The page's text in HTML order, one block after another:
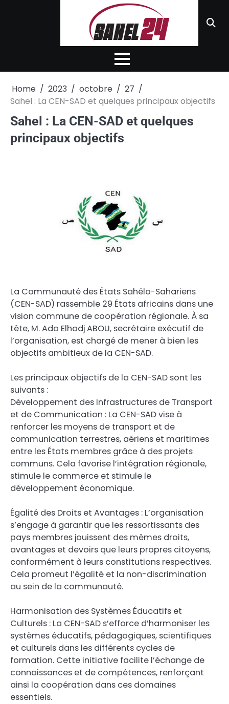
Home 2023 octobre
27
Sahel : La CEN-SAD et quelques principaux objectifs
Sahel : La CEN-SAD et quelques
principaux objectifs
La Communauté des États Sahélo-Sahariens
(CEN-SAD) rassemble 29 États africains dans une
vision commune de coopération régionale. À sa
tête, M. Ado Elhadj ABOU, secrétaire exécutif de
l’organisation, est chargé de mener à bien les
objectifs ambitieux de la CEN-SAD.
Les principaux objectifs de la CEN-SAD sont les
suivants :
Développement des Infrastructures de Transport
et de Communication : La CEN-SAD vise à
renforcer les moyens de transport et de
communication terrestres, aériens et maritimes
entre les États membres grâce à des projets
communs. Cela favorise l’intégration régionale,
stimule le commerce et stimule le
développement économique.
Égalité des Droits et Avantages : L’organisation
s’engage à garantir que les ressortissants des
pays membres jouissent des mêmes droits,
avantages et devoirs que leurs propres citoyens,
conformément à leurs constitutions respectives.
Cela promeut l’égalité et la non-discrimination
au sein de la communauté.
Harmonisation des Systèmes Éducatifs et
Culturels : La CEN-SAD s’efforce d’harmoniser les
systèmes éducatifs, pédagogiques, scientifiques
et culturels dans les différents cycles de
formation. Cette initiative facilite l’échange de
connaissances et de compétences, renforçant
ainsi la coopération dans ces domaines
essentiels.